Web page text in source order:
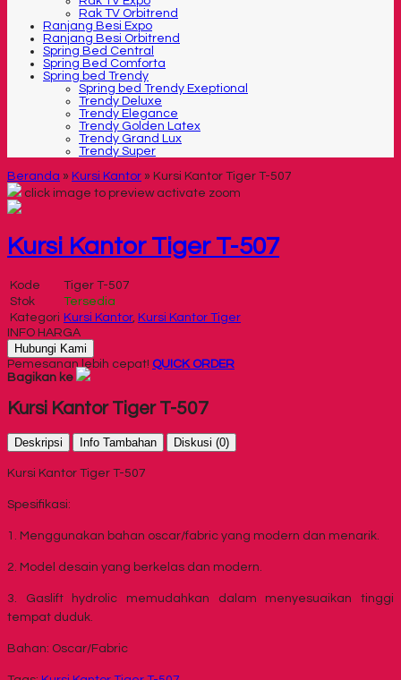
Rak TV Orbitrend
Ranjang Besi Expo
Ranjang Besi Orbitrend
Spring Bed Central
Spring Bed Comforta
Spring bed Trendy
Spring bed Trendy Exeptional
Trendy Deluxe
Trendy Elegance
Trendy Golden Latex
Trendy Grand Lux
Trendy Super
Beranda » Kursi Kantor » Kursi Kantor Tiger T-507
click image to preview activate zoom
Kursi Kantor Tiger T-507
Kode
Tiger T-507
Stok
Tersedia
Kategori Kursi Kantor, Kursi Kantor Tiger
INFO HARGA
Hubungi Kami
Pemesanan lebih cepat! QUICK ORDER
Bagikan ke
Kursi Kantor Tiger T-507
Deskripsi Info Tambahan Diskusi (0)
Kursi Kantor Tiger T-507
Spesifikasi:
1. Menggunakan bahan oscar/fabric yang modern dan menarik.
2. Model desain yang berkelas dan modern.
3. Gaslift hydrolic memudahkan dalam menyesuaikan tinggi
tempat duduk.
Bahan: Oscar/Fabric